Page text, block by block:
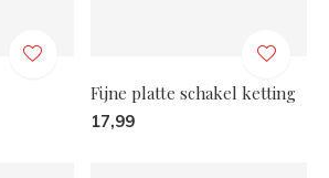
Fijne platte schakel ketting
17,99